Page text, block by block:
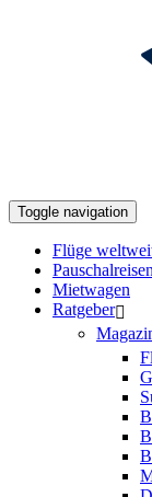
Toggle navigation
Flüge
Pauschalreisen
Mietwagen
Ratgeber